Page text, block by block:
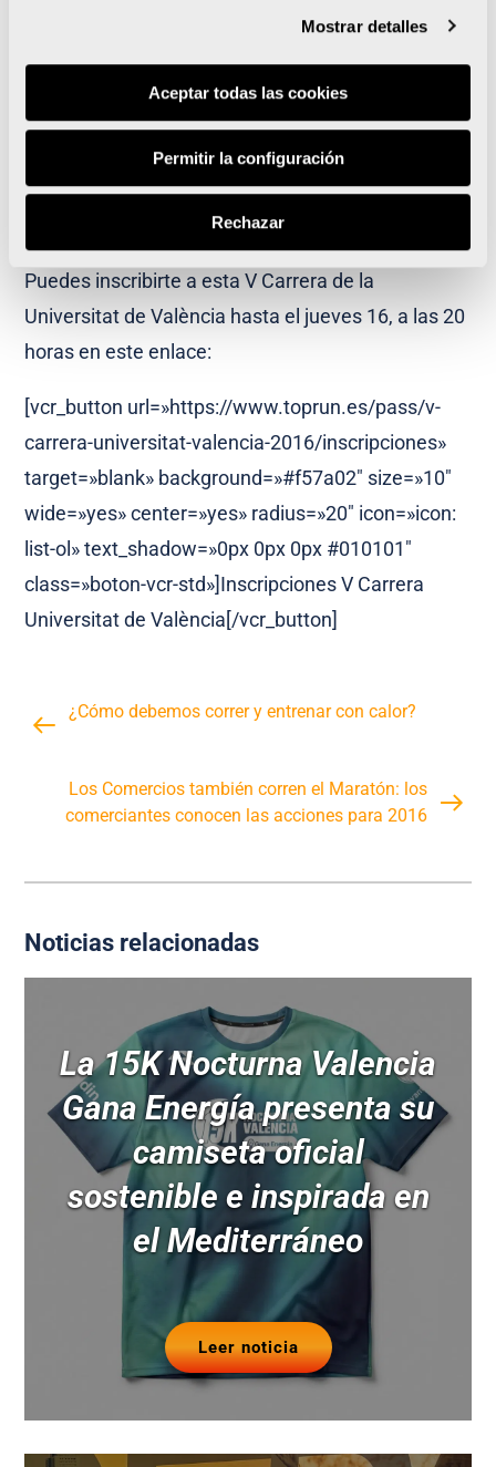
Mostrar detalles
Aceptar todas las cookies
Permitir la configuración
Rechazar
¿Vais a ser buenos alumnos?
Feliz verano a todos/as y recordad que
estos dos meses de parón, nunca jamás
CORRERÉIS SÓLOS!!!
Puedes inscribirte a esta V Carrera de la
Universitat de València hasta el jueves 16, a las 20
horas en este enlace:
[vcr_button url=»https://www.toprun.es/pass/v-
carrera-universitat-valencia-2016/inscripciones»
target=»blank» background=»#f57a02″ size=»10″
wide=»yes» center=»yes» radius=»20″ icon=»icon:
list-ol» text_shadow=»0px 0px 0px #010101″
class=»boton-vcr-std»]Inscripciones V Carrera
Universitat de València[/vcr_button]
¿Cómo debemos correr y entrenar con calor?
Los Comercios también corren el Maratón: los
comerciantes conocen las acciones para 2016
Noticias relacionadas
La 15K Nocturna Valencia
Gana Energía presenta su
camiseta oficial
sostenible e inspirada en
el Mediterráneo
Leer noticia